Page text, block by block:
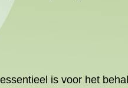
is voor het